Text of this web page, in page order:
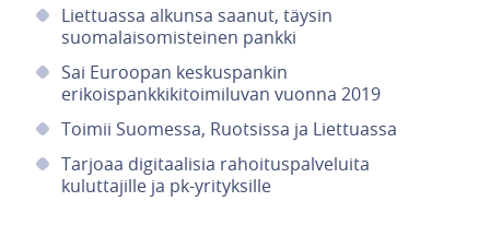
Liettuassa alkunsa saanut, täysin
suomalaisomisteinen pankki
Sai Euroopan keskuspankin
erikoispankkikitoimiluvan vuonna 2019
Toimii Suomessa, Ruotsissa ja Liettuassa
Tarjoaa digitaalisia rahoituspalveluita
kuluttajille ja pk-yrityksille